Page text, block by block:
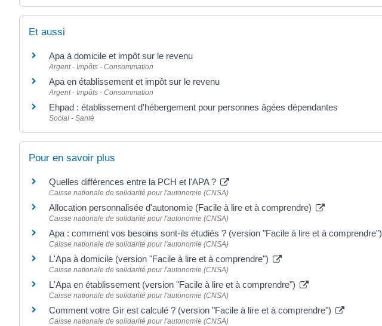
Et aussi
Apa à domicile et impôt sur le revenu
Argent - Impôts - Consommation
Apa en établissement et impôt sur le revenu
Argent - Impôts - Consommation
Ehpad : établissement d'hébergement pour personnes âgées dépendantes
Social - Santé
Pour en savoir plus
Quelles différences entre la PCH et l'APA ?
Caisse nationale de solidarité pour l'autonomie (CNSA)
Allocation personnalisée d'autonomie (Facile à lire et à comprendre)
Caisse nationale de solidarité pour l'autonomie (CNSA)
Apa : comment vos besoins sont-ils étudiés ? (version "Facile à lire et à comprendre")
Caisse nationale de solidarité pour l'autonomie (CNSA)
L'Apa à domicile (version "Facile à lire et à comprendre")
Caisse nationale de solidarité pour l'autonomie (CNSA)
L'Apa en établissement (version "Facile à lire et à comprendre")
Caisse nationale de solidarité pour l'autonomie (CNSA)
Comment votre Gir est calculé ? (version "Facile à lire et à comprendre")
Caisse nationale de solidarité pour l'autonomie (CNSA)